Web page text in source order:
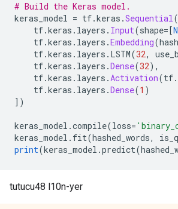
# Build the Keras model.
keras_model = tf.keras .Sequential
tf.keras . layers . Input(shape=[
tf.keras . layers .Embedding(
tf.keras . layers . LSTM(32,
tf.keras . layers .Dense(32),
tf.keras . layers .Activation(tf.
tf.keras . layers .Dense(1 )
])
keras_model .compile(loss=
keras_model . fit(hashed_words,
print(keras_model .predict(
tutucu48 l10n-yer